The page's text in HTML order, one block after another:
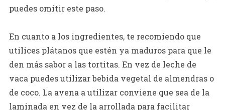
puedes omitir este paso.
En cuanto a los ingredientes, te recomiendo que
utilices plátanos que estén ya maduros para que le
den más sabor a las tortitas. En vez de leche de
vaca puedes utilizar bebida vegetal de almendras o
de coco. La avena a utilizar conviene que sea de la
laminada en vez de la arrollada para facilitar